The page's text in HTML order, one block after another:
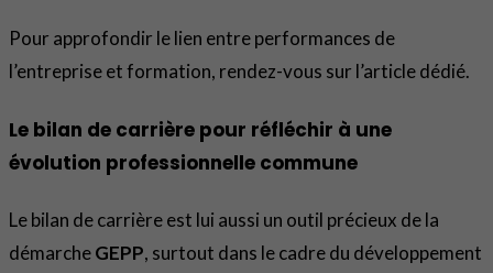
Pour approfondir le lien entre performances de
l’entreprise et formation, rendez-vous sur l’article dédié.
Le bilan de carrière pour réfléchir à une
évolution professionnelle commune
Le bilan de carrière est lui aussi un outil précieux de la
démarcheGEPP, surtout dans le cadre du développement